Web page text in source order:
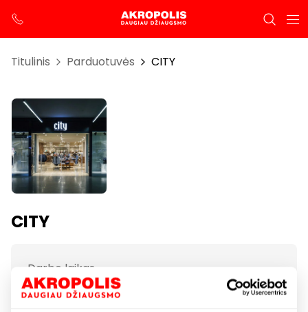
Titulinis Parduotuvės CITY
CITY
Darbo laikas
I-VII 10:00 – 21:00